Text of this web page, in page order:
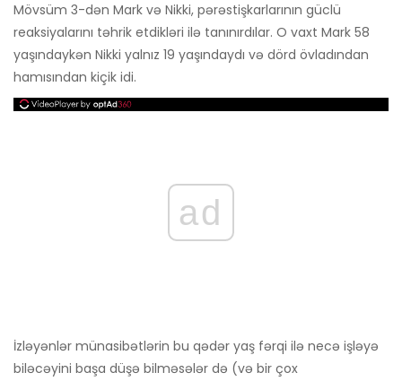
Mövsüm 3-dən Mark və Nikki, pərəstişkarlarının güclü
reaksiyalarını təhrik etdikləri ilə tanınırdılar. O vaxt Mark 58
yaşındaykən Nikki yalnız 19 yaşındaydı və dörd övladından
hamısından kiçik idi.
ad
İzləyənlər münasibətlərin bu qədər yaş fərqi ilə necə işləyə
biləcəyini başa düşə bilməsələr də (və bir çox